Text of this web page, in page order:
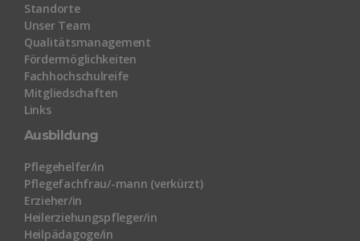
Standorte
Unser Team
Qualitätsmanagement
Fördermöglichkeiten
Fachhochschulreife
Mitgliedschaften
Links
Ausbildung
Pflegehelfer/in
Pflegefachfrau/-mann (verkürzt)
Erzieher/in
Heilerziehungspfleger/in
Heilpädagoge/in